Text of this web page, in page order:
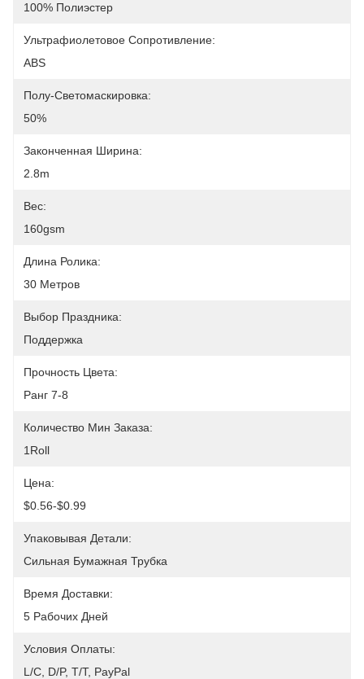
100% Полиэстер
Ультрафиолетовое Сопротивление:
ABS
Полу-Светомаскировка:
50%
Законченная Ширина:
2.8m
Вес:
160gsm
Длина Ролика:
30 Метров
Выбор Праздника:
Поддержка
Прочность Цвета:
Ранг 7-8
Количество Мин Заказа:
1Roll
Цена:
$0.56-$0.99
Упаковывая Детали:
Сильная Бумажная Трубка
Время Доставки:
5 Рабочих Дней
Условия Оплаты:
L/C, D/P, T/T, PayPal